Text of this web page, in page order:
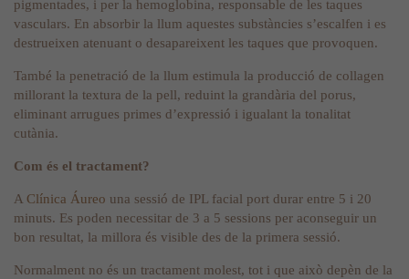
pigmentades, i per la hemoglobina, responsable de les taques
vasculars. En absorbir la llum aquestes substàncies s’escalfen i es
destrueixen atenuant o desapareixent les taques que provoquen.
També la penetració de la llum estimula la producció de collagen
millorant la textura de la pell, reduint la grandària del porus,
eliminant arrugues primes d’expressió i igualant la tonalitat
cutània.
Com és el tractament?
A Clínica Áureo una sessió de IPL facial port durar entre 5 i 20
minuts. Es poden necessitar de 3 a 5 sessions per aconseguir un
bon resultat, la millora és visible des de la primera sessió.
Normalment no és un tractament molest, tot i que això depèn de la